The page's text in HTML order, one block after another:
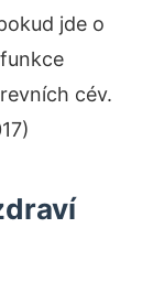
jde o
cév.